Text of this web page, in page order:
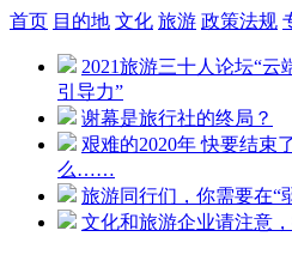
首页 目的地 文化 旅游 政策法规
2021旅游三十人论坛“云
引导力”
谢幕是旅行社的终局？
艰难的2020年 快要结束
么……
旅游同行们，你需要在“
文化和旅游企业请注意